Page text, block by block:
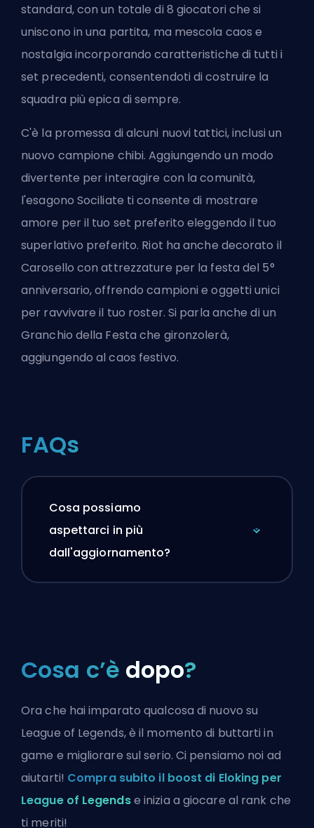
standard, con un totale di 8 giocatori che si
uniscono in una partita, ma mescola caos e
nostalgia incorporando caratteristiche di tutti i
set precedenti, consentendoti di costruire la
squadra più epica di sempre.
C'è la promessa di alcuni nuovi tattici, inclusi un
nuovo campione chibi. Aggiungendo un modo
divertente per interagire con la comunità,
l'esagono Sociliate ti consente di mostrare
amore per il tuo set preferito eleggendo il tuo
superlativo preferito. Riot ha anche decorato il
Carosello con attrezzature per la festa del 5°
anniversario, offrendo campioni e oggetti unici
per ravvivare il tuo roster. Si parla anche di un
Granchio della Festa che gironzolerà,
aggiungendo al caos festivo.
FAQs
Cosa possiamo
aspettarci in più
dall'aggiornamento?
Cosa c’è dopo?
Ora che hai imparato qualcosa di nuovo su
League of Legends, è il momento di buttarti in
game e migliorare sul serio. Ci pensiamo noi ad
aiutarti! Compra subito il boost di Eloking per
League of Legendse inizia a giocare al rank che
ti meriti!